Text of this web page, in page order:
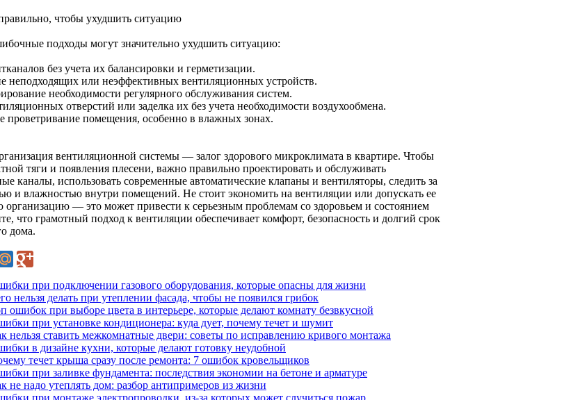
чтобы ухудшить ситуацию
подходы могут значительно ухудшить ситуацию:
без учета их балансировки и герметизации.
неподходящих или неэффективных вентиляционных устройств.
необходимости регулярного обслуживания систем.
отверстий или заделка их без учета необходимости воздухообмена.
проветривание помещения, особенно в влажных зонах.
вентиляционной системы — залог здорового микроклимата в квартире. Чтобы
тяги и появления плесени, важно правильно проектировать и обслуживать
каналы, использовать современные автоматические клапаны и вентиляторы, следить за
и влажностью внутри помещений. Не стоит экономить на вентиляции или допускать ее
организацию — это может привести к серьезным проблемам со здоровьем и состоянием
что грамотный подход к вентиляции обеспечивает комфорт, безопасность и долгий срок
дома.
при подключении газового оборудования, которые опасны для жизни
нельзя делать при утеплении фасада, чтобы не появился грибок
ошибок при выборе цвета в интерьере, которые делают комнату безвкусной
при установке кондиционера: куда дует, почему течет и шумит
нельзя ставить межкомнатные двери: советы по исправлению кривого монтажа
в дизайне кухни, которые делают готовку неудобной
течет крыша сразу после ремонта: 7 ошибок кровельщиков
при заливке фундамента: последствия экономии на бетоне и арматуре
не надо утеплять дом: разбор антипримеров из жизни
при монтаже электропроводки, из-за которых может случиться пожар